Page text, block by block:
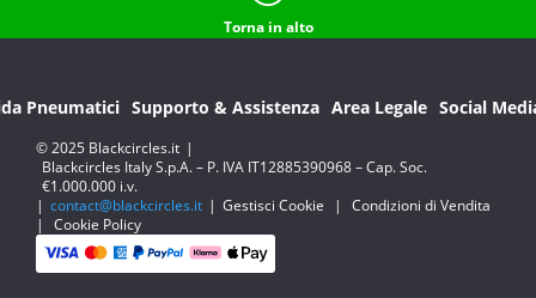
Torna in alto
Pneumatici Supporto & Assistenza Area Legale Social
© 2025 Blackcircles.it |
Blackcircles Italy S.p.A. – P. IVA IT12885390968 – Cap. Soc.
€1.000.000 i.v.
| contact@blackcircles.it | Gestisci Cookie |
Condizioni di Vendita
|
Cookie Policy